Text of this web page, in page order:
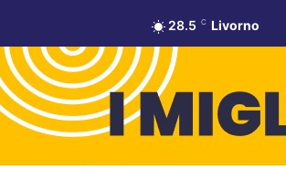
28.5 C Livorno